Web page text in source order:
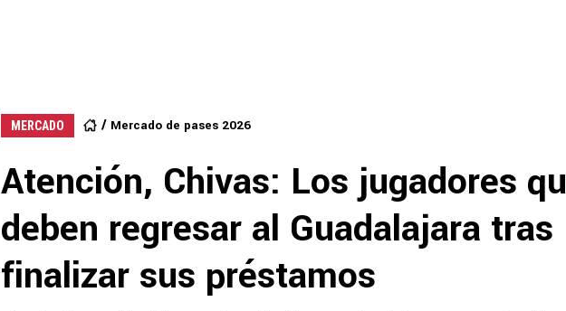
MERCADO Mercado de pases 2026
Atención, Chivas: Los jugadores
deben regresar al Guadalajara tras
finalizar sus préstamos